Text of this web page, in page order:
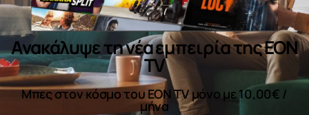
Aνακάλυψε τη νέα εμπειρία της EON
TV
Μπες στον κόσμο του EON TV μόνο με 10,00€ /
μήνα